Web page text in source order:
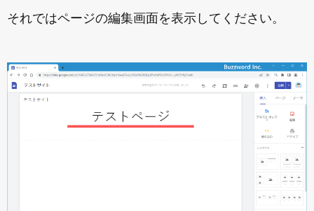
それではページの編集画面を表示してください。